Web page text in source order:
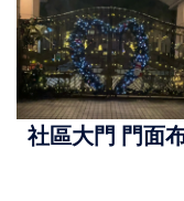
社區大門 門面